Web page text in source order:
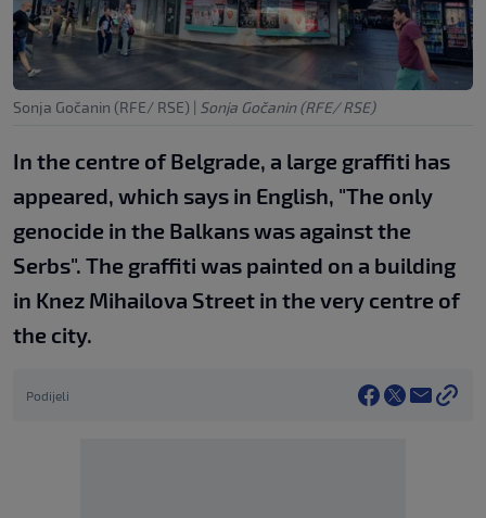
Sonja Gočanin (RFE/ RSE) | Sonja Gočanin (RFE/ RSE)
In the centre of Belgrade, a large graffiti has
appeared, which says in English, "The only
genocide in the Balkans was against the
Serbs". The graffiti was painted on a building
in Knez Mihailova Street in the very centre of
the city.
Podijeli